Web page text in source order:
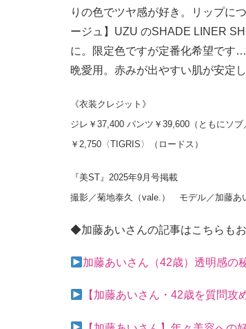
りの色でツヤ感が好き。リップに
ージュ】UZU のSHADE LINER
に。限定色ですが定番化希望です
晩愛用。赤みが出やすい肌が安定し
《衣装クレジット》
ジレ￥37,400 パンツ￥39,600（ともにソ
￥2,750〈TIGRIS〉（ロードス）
『美ST』2025年9月号掲載
撮影／菊地泰久（vale.） モデル／加藤
◆加藤あいさんの記事はこちらも
加藤あいさん（42歳）透明感
【加藤あいさん・42歳を質問